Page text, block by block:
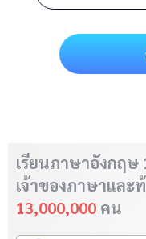
เรียนภาษาอังกฤษ
เจ้าของภาษาและ
13,000,000 คน